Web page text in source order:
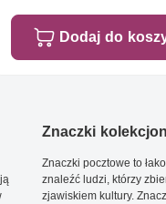
Dodaj do
Znaczki
Znaczki pocztowe to
znaleźć ludzi, którzy
zjawiskiem kultury.